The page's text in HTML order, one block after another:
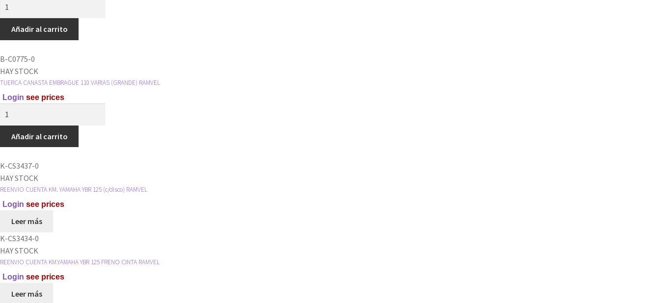
CANASTA
4
TORNILLO
RAMVEL
cantidad
Añadir al carrito
B-C0775-0
HAY STOCK
TUERCA CANASTA EMBRAGUE 110 VARIAS (GRANDE) RAMVEL
Login see prices
EMBRAGUE
110
(GRANDE)
RAMVEL
cantidad
Añadir al carrito
K-CS3437-0
HAY STOCK
REENVIO CUENTA KM. YAMAHA YBR 125 (c/disco) RAMVEL
Login see prices
Leer más
K-CS3434-0
HAY STOCK
REENVIO CUENTA KM.YAMAHA YBR 125 FRENO CINTA RAMVEL
Login see prices
Leer más